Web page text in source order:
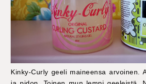
Kinky-Curly geeli maineensa arvoinen.